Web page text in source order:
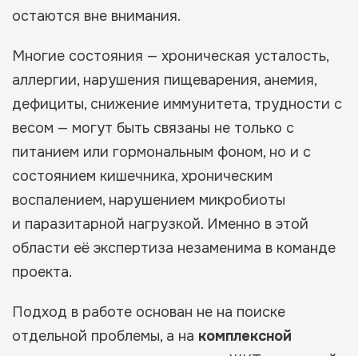
остаются вне внимания.
Многие состояния — хроническая усталость,
аллергии, нарушения пищеварения, анемия,
дефициты, снижение иммунитета, трудности с
весом — могут быть связаны не только с
питанием или гормональным фоном, но и с
состоянием кишечника, хроническим
воспалением, нарушением микробиоты
и паразитарной нагрузкой. Именно в этой
области её экспертиза незаменима в команде
проекта.
Подход в работе основан не на поиске
отдельной проблемы, а на комплексной